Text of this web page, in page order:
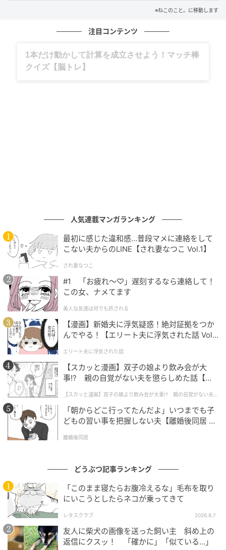
元記事で読む
次の記事
「角はすべて噛み砕くニャ！」段ボールの角
と戦う、謎のこだわりを持った猫さん
の記事をもっとみる
※ねこのこと。に移動します
注目コンテンツ
グルメ、ギャグ、子育て、旅行記……全部、読
めます。
人気連載マンガランキング
最初に感じた違和感…普段マメに連絡をして
こない夫からのLINE【され妻なつこ Vol.1】
され妻なつこ
#1 「お疲れ〜♡」遅刻するなら連絡して！
この女、ナメてます
美人な友達は何でも許される
【漫画】新婚夫に浮気疑惑！絶対証拠をつか
んでやる！【エリート夫に浮気された話 Vol.
エリート夫に浮気された話
【スカッと漫画】双子の娘より飲み会が大
事!? 親の自覚がない夫を懲らしめた話【第1
【スカッと漫画】双子の娘より飲み会が大事!? 親の自覚がない夫を
懲らしめた話
「朝からどこ行ってたんだよ」いつまでも子
どもの習い事を把握しない夫【離婚後同居 Vo
離婚後同居
どうぶつ記事ランキング
「このまま寝たらお腹冷えるな」毛布を取り
にいこうとしたらネコが乗ってきて
レタスクラブ 2026.8.7
友人に柴犬の画像を送った飼い主 斜め上の
返信にクスッ！ 「確かに」「似ている…」